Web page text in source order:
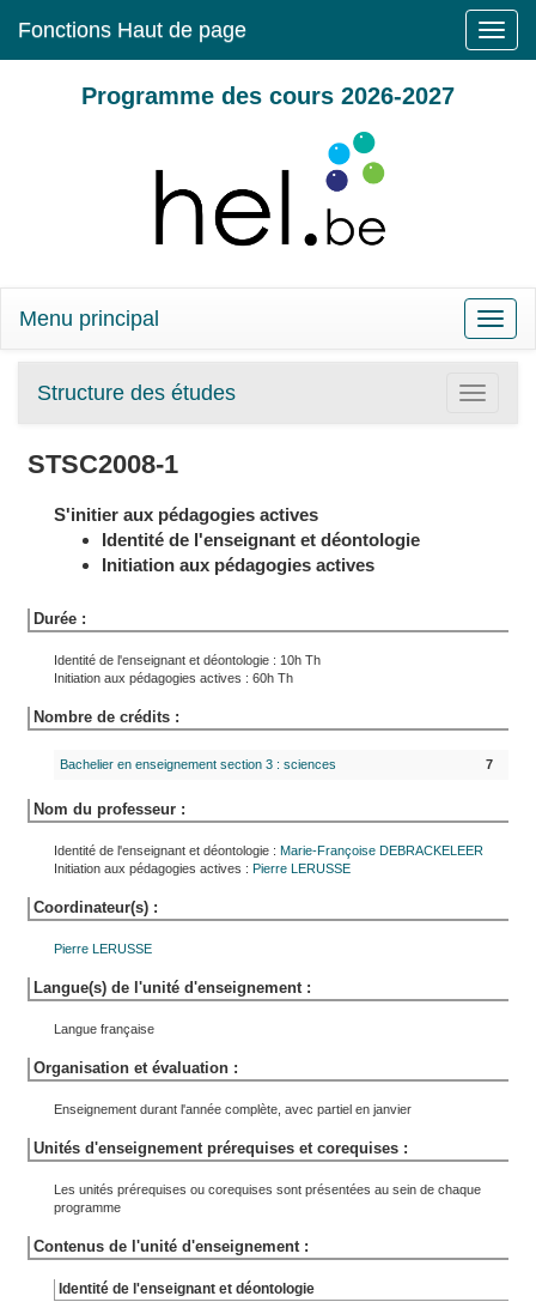
Toggle
Fonctions Haut de page
Programme des cours 2026-2027
Toggle
Menu principal
Toggle
Structure des études
STSC2008-1
S'initier aux pédagogies actives
Identité de l'enseignant et déontologie
Initiation aux pédagogies actives
Durée :
Identité de l'enseignant et déontologie : 10h Th
Initiation aux pédagogies actives : 60h Th
Nombre de crédits :
Bachelier en enseignement section 3 : sciences 7
Nom du professeur :
Identité de l'enseignant et déontologie : Marie-Françoise DEBRACKELEER
Initiation aux pédagogies actives : Pierre LERUSSE
Coordinateur(s) :
Pierre LERUSSE
Langue(s) de l'unité d'enseignement :
Langue française
Organisation et évaluation :
Enseignement durant l'année complète, avec partiel en janvier
Unités d'enseignement prérequises et corequises :
Les unités prérequises ou corequises sont présentées au sein de chaque
programme
Contenus de l'unité d'enseignement :
Identité de l'enseignant et déontologie